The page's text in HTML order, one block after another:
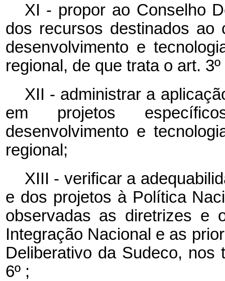
XI - propor ao Conselho
dos recursos destinados ao
desenvolvimento e
regional, de que trata o art. 3º
XII - administrar a
em projetos
desenvolvimento e
regional;
XIII - verificar a
e dos projetos à Política
observadas as diretrizes e
Integração Nacional e as
Deliberativo da Sudeco,
6º ;